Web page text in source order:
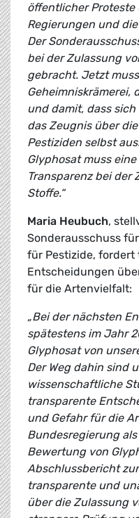
öffentlicher Proteste
Regierungen und
Der
bei der Zulassung
gebracht. Jetzt
Geheimniskrämerei,
und damit, dass
das Zeugnis über
Pestiziden selbst
Glyphosat muss
Transparenz bei der
Stoffe.“
Maria Heubuch,
Sonderausschuss
für Pestizide, fordert
Entscheidungen
für die Artenvielfalt:
„Bei der nächsten
spätestens im Jahr
Glyphosat von
Der Weg dahin sind
wissenschaftliche
transparente
und Gefahr für die
Bundesregierung
Bewertung von
Abschlussbericht
transparente und
über die Zulassung